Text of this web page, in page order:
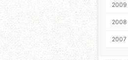
2009
2008
2007